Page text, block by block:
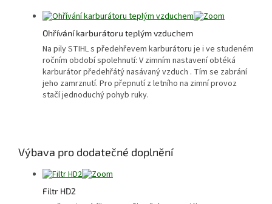
Ohřívání karburátoru teplým vzduchem
Na pily STIHL s předehřevem karburátoru je i ve studeném
ročním období spolehnutí: V zimním nastavení obtéká
karburátor předehřátý nasávaný vzduch . Tím se zabrání
jeho zamrznutí. Pro přepnutí z letního na zimní provoz
stačí jednoduchý pohyb ruky.
Výbava pro dodatečné doplnění
Filtr HD2